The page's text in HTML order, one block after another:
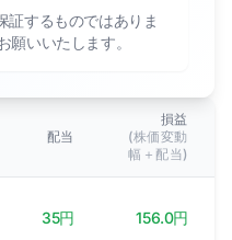
するものではありま
いいたします。
配当
損益
(株価変動
幅＋配当)
35円 156.0円